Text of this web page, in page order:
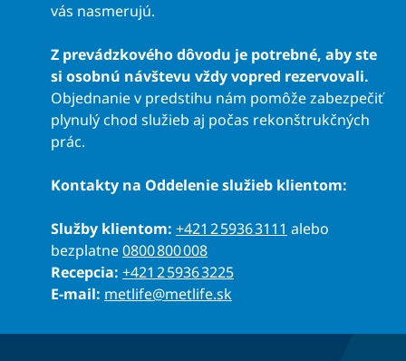
vás nasmerujú.
Z prevádzkového dôvodu je potrebné, aby ste
si osobnú návštevu vždy vopred rezervovali.
Objednanie v predstihu nám pomôže zabezpečiť
plynulý chod služieb aj počas rekonštrukčných
prác.
Kontakty na Oddelenie služieb klientom:
Služby klientom: +421 2 5936 3111 alebo
bezplatne0800 800 008
Recepcia: +421 2 5936 3225
E-mail: metlife@metlife.sk